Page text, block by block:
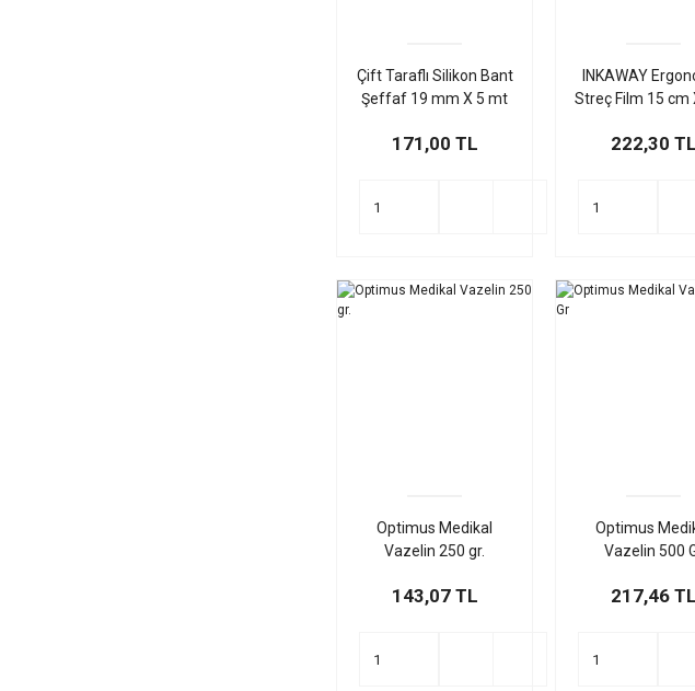
Çift Taraflı Silikon Bant
Şeffaf 19 mm X 5 mt
171,00 TL
INKAWAY
Streç Film 15 cm
Ürün
222,30 TL
Optimus Medikal
Vazelin 250 gr.
143,07 TL
Optimus
Vazelin 500
217,46 TL